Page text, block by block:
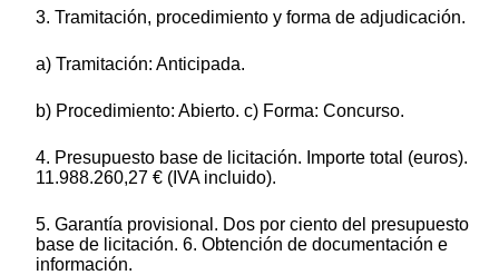
3. Tramitación, procedimiento y forma de adjudicación.
a) Tramitación: Anticipada.
b) Procedimiento: Abierto. c) Forma: Concurso.
4. Presupuesto base de licitación. Importe total (euros).
11.988.260,27 € (IVA incluido).
5. Garantía provisional. Dos por ciento del presupuesto
base de licitación. 6. Obtención de documentación e
información.